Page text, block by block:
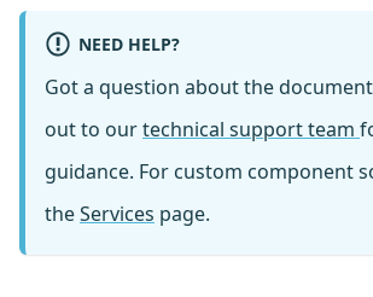
NEED HELP?
Got a question about the
out to ourtechnical support team
guidance. For custom component
theServices page.